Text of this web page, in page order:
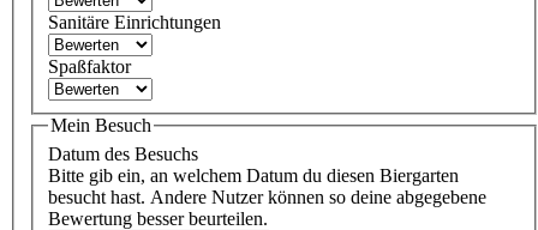
Sanitäre Einrichtungen
Spaßfaktor
Mein Besuch
Datum des Besuchs
Bitte gib ein, an welchem Datum du diesen Biergarten
besucht hast. Andere Nutzer können so deine abgegebene
Bewertung besser beurteilen.